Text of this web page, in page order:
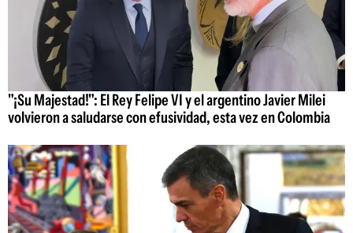
"¡Su Majestad!": El Rey Felipe VI y el argentino Javier Milei
volvieron a saludarse con efusividad, esta vez en Colombia